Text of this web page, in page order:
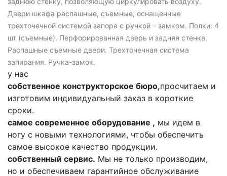
Двери шкафа распашные, съемные, оснащенные
трехточечной системой запора с ручкой – замком. Полки: 4
шт (съемные). Перфорированная дверь и задняя стенка.
Распашные съемные двери. Трехточечная система
запирания. Ручка-замок.
у нас
собственное конструкторское бюро,просчитаем и
изготовим индивидуальный заказ в короткие
сроки.
самое современное оборудование , мы идем в
ногу с новыми технологиями, чтобы обеспечить
самое высокое качество продукции.
собственный сервис. Мы не только производим,
но и обеспечиваем гарантийное обслуживание